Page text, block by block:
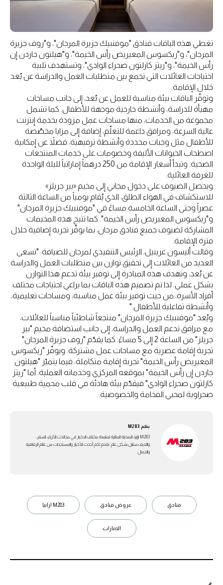
تغطي هذه الباقات فنادق "موفنبيك جزيرة المرجان"، و"روف جزيرة
المرجان"، و"ريكسوس المعيريض رأس الخيمة"، و"هيلتون جاردن إن
رأس الخيمة"، و"ريتز كارلتون صحراء الوادي"، وتستهدف تلبية
احتياجات العائلات التي تجمع بين متطلبات العمل والدراسة عن بُعد
خلال الإقامة.
وتوفّر الباقات بيئة مناسبة للعمل عن بُعد، إلى جانب مساحات
مهيأة للدراسة، وأنشطة خارجية موجهة للأطفال. كما تشمل
مجموعة من الخدمات، منها مساحات عمل مزودة بخدمة إنترنت
عالية السرعة، ومرافق داعمة للتعلّم، إضافة إلى مزايا مخصّصة
للأطفال مثل وجبات محددة وأنشطة ترفيهية، فضلاً عن إمكانية
اصطحاب الحيوانات الأليفة وخصومات على خدمات المنتجعات
الصحية. وتبدأ أسعار الإقامة من 250 درهماً إماراتياً لليلة الواحدة
للغرفة العائلية.
ويحصل الضيوف على دخول مجاني إلى مخيم «بير جريلز»
للاستكشاف في الهواء الطلق، الذي يُقام يومياً من الساعة الثالثة
عصراً وحتى الساعة الخامسة مساءً في "موفنبيك جزيرة المرجان"
و"ريكسوس المعيريض رأس الخيمة". كما تتيح هذه المخيمات
المشاركة لضيوف جميع فنادق مرجان، بما يوفّر تجربة إضافية خلال
فترة الإقامة.
وقالت أليسون غرينيل، الرئيس التنفيذي لمرجان للضيافة: "تسعى
العديد من العائلات إلى تحقيق توازن بين متطلبات العمل والدراسة
عن بُعد، وتهدف هذه المبادرة إلى توفير بيئة تدعم هذا التوازن
بشكل عملي. لذا تم تصميم هذه الباقات بما يراعي احتياجات مختلف
أفراد الأسرة، من حيث توفير بيئة عمل مناسبة، ومساحات تعليمية،
وأنشطة تفاعلية للأطفال."
ويُعد "موفنبيك جزيرة المرجان" منتجعاً شاطئياً مناسباً للعائلات،
مع مرافق تدعم العمل والدراسة، إلى جانب استضافة مخيم "بير
جريلز" من الساعة 2 إلى 5 مساءً. كما يقدّم "روف جزيرة المرجان"
تجربة إقامة عصرية مع مساحات عمل مشتركة. ويوفّر "ريكسوس
المعيريض رأس الخيمة" تجربة إقامة متكاملة، فيما يتميّز "هيلتون
جاردن إن رأس الخيمة" بموقعه المركزي وخدماته العملية. أما "ريتز
كارلتون صحراء الوادي" فيقدّم بيئة هادئة في قلب محمية طبيعية
صحراوية لمحبي الفخامة والخصوصية.
بقلم M283
M283 ارابيا، المنصة المثالية لمتابعة مختلف الاخبار في مجالات الأزياء، السفر،
واللايف ستايل بشكل عام. تقدم لكم أحدث الأخبار والمستجدات من عالم الرفاهية
والجمال.
فنادق عروض فنادق M283 ارابيا
الامارات